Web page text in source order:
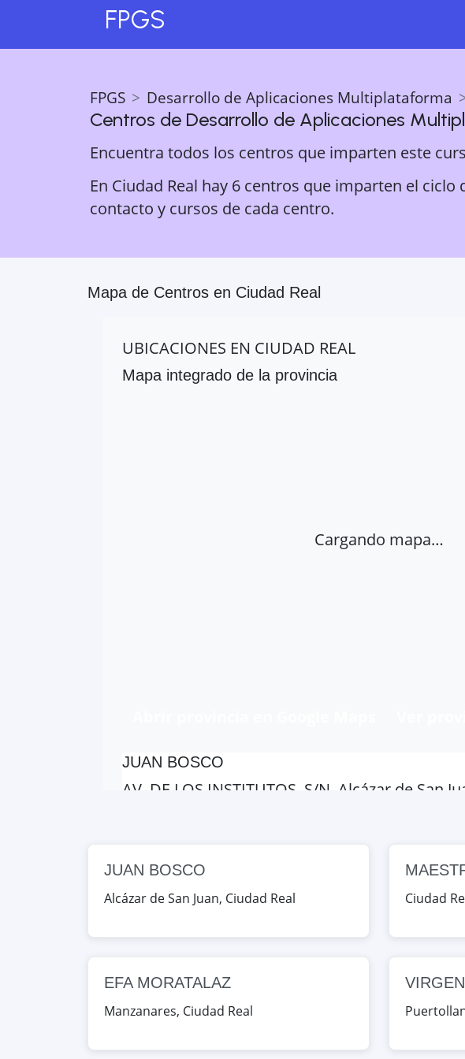
FPGS
FPGS Desarrollo de Aplicaciones Multiplataforma
Centros de Desarrollo de Aplicaciones
Encuentra todos los centros que imparten este
En Ciudad Real hay 6 centros que imparten el
contacto y cursos de cada centro.
Mapa de Centros en Ciudad Real
UBICACIONES EN CIUDAD REAL
Mapa integrado de la provincia
Cargando mapa…
JUAN BOSCO
AV. DE LOS INSTITUTOS, S/N, Alcázar de San
CL. CALATRAVA, 7, Daimiel, Ciudad Real, España
Google Maps
JUAN BOSCO
Alcázar de San Juan, Ciudad Real
Ciudad
EFA MORATALAZ
Manzanares, Ciudad Real